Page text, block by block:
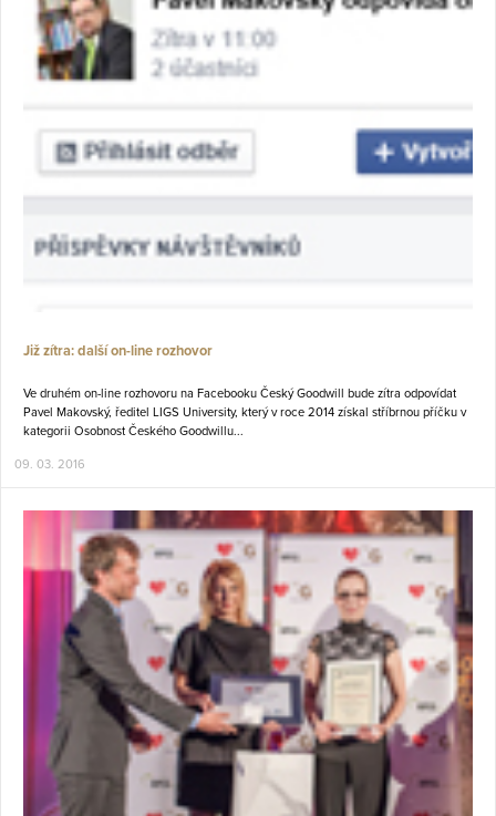
Již zítra: další on-line rozhovor
Ve druhém on-line rozhovoru na Facebooku Český Goodwill bude zítra odpovídat
Pavel Makovský, ředitel LIGS University, který v roce 2014 získal stříbrnou příčku v
kategorii Osobnost Českého Goodwillu...
09. 03. 2016